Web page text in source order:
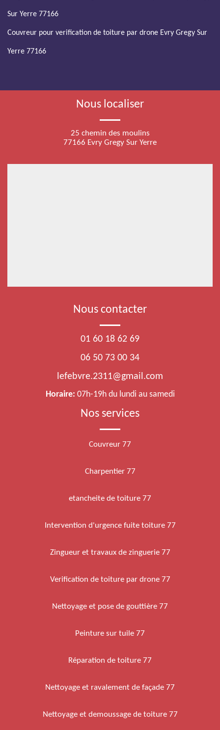
Sur Yerre 77166
Couvreur pour verification de toiture par drone Evry Gregy Sur
Yerre 77166
Nous localiser
25 chemin des moulins
77166 Evry Gregy Sur Yerre
Nous contacter
01 60 18 62 69
06 50 73 00 34
lefebvre.2311@gmail.com
Horaire: 07h-19h du lundi au samedi
Nos services
Couvreur 77
Charpentier 77
etancheite de toiture 77
Intervention d'urgence fuite toiture 77
Zingueur et travaux de zinguerie 77
Verification de toiture par drone 77
Nettoyage et pose de gouttière 77
Peinture sur tuile 77
Réparation de toiture 77
Nettoyage et ravalement de façade 77
Nettoyage et demoussage de toiture 77